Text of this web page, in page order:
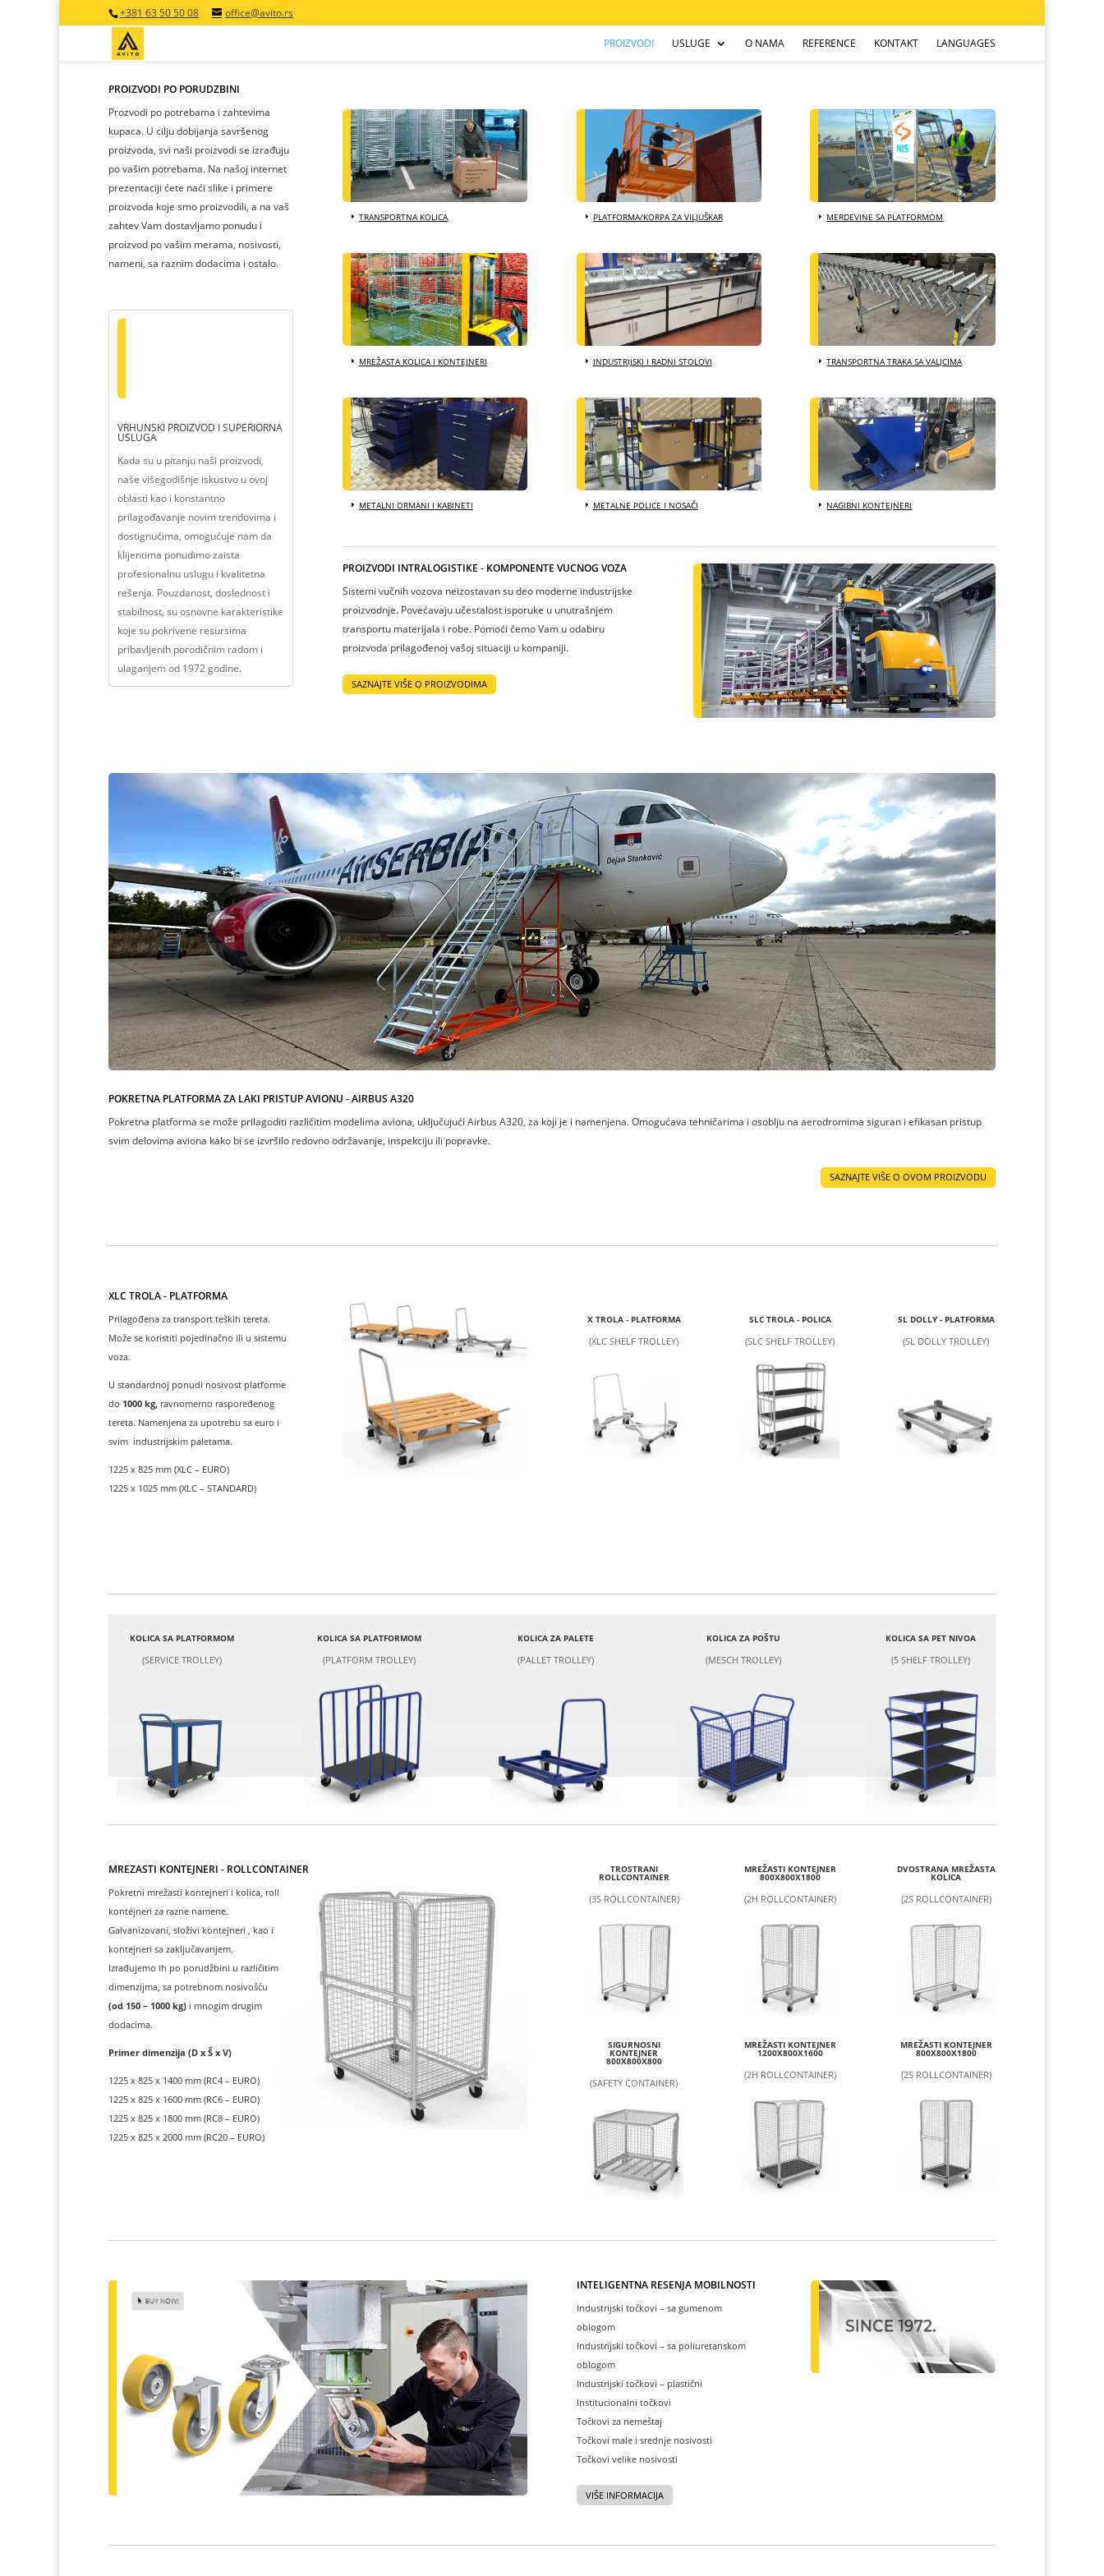
+381 63 50 50 08 office@avito.rs
PROIZVODI USLUGE O NAMA REFERENCE KONTAKT LANGUAGES
PROIZVODI PO PORUDŽBINI
Prozvodi po potrebama i zahtevima
kupaca. U cilju dobijanja savršenog
proizvoda, svi naši proizvodi se izrađuju
po vašim potrebama. Na našoj internet
prezentaciji ćete naći slike i primere
proizvoda koje smo proizvodili, a na vaš
zahtev Vam dostavljamo ponudu i
proizvod po vašim merama, nosivosti,
nameni, sa raznim dodacima i ostalo.
VRHUNSKI PROIZVOD I SUPERIORNA
USLUGA
Kada su u pitanju naši proizvodi,
naše višegodišnje iskustvo u ovoj
oblasti kao i konstantno
prilagođavanje novim trendovima i
dostignućima, omogućuje nam da
klijentima ponudimo zaista
profesionalnu uslugu i kvalitetna
rešenja. Pouzdanost, doslednost i
stabilnost, su osnovne karakteristike
koje su pokrivene resursima
pribavljenih porodičnim radom i
ulaganjem od 1972 godine.
TRANSPORTNA KOLICA
MREŽASTA KOLICA I KONTEJNERI
PLATFORMA/KORPA ZA VILJUŠKAR
INDUSTRIJSKI I RADNI STOLOVI
MERDEVINE SA PLATFORMOM
TRANSPORTNA TRAKA SA VALJCIMA
METALNI ORMANI I KABINETI METALNE POLICE I NOSAČI NAGIBNI KONTEJNERI
PROIZVODI INTRALOGISTIKE - KOMPONENTE VUČNOG VOZA
Sistemi vučnih vozova neizostavan su deo moderne industrijske
proizvodnje. Povećavaju učestalost isporuke u unutrašnjem
transportu materijala i robe. Pomoći ćemo Vam u odabiru
proizvoda prilagođenoj vašoj situaciji u kompaniji.
SAZNAJTE VIŠE O PROIZVODIMA
POKRETNA PLATFORMA ZA LAKI PRISTUP AVIONU - AIRBUS A320
Pokretna platforma se može prilagoditi različitim modelima aviona, uključujući Airbus A320, za koji je i namenjena. Omogućava tehničarima i osoblju na aerodromima siguran i efikasan pristup
svim delovima aviona kako bi se izvršilo redovno održavanje, inspekciju ili popravke.
SAZNAJTE VIŠE O OVOM PROIZVODU
XLC TROLA - PLATFORMA
Prilagođena za transport teških tereta.
Može se koristiti pojedinačno ili u sistemu
voza.
U standardnoj ponudi nosivost platforme
do 1000 kg, ravnomerno raspoređenog
tereta. Namenjena za upotrebu sa euro i
svim industrijskim paletama.
1225 x 825 mm (XLC – EURO)
1225 x 1025 mm (XLC – STANDARD)
X TROLA - PLATFORMA
(XLC SHELF TROLLEY)
SLC TROLA - POLICA
(SLC SHELF TROLLEY)
SL DOLLY - PLATFORMA
(SL DOLLY TROLLEY)
KOLICA SA PLATFORMOM
(SERVICE TROLLEY)
KOLICA SA PLATFORMOM
(PLATFORM TROLLEY)
KOLICA ZA PALETE
(PALLET TROLLEY)
KOLICA ZA POŠTU
(MESCH TROLLEY)
KOLICA SA PET NIVOA
(5 SHELF TROLLEY)
MREŽASTI KONTEJNERI - ROLLCONTAINER
Pokretni mrežasti kontejneri i kolica, roll
kontejneri za razne namene.
Galvanizovani, složivi kontejneri , kao i
kontejneri sa zaključavanjem.
Izrađujemo ih po porudžbini u različitim
dimenzijma, sa potrebnom nosivošću
(od 150 – 1000 kg) i mnogim drugim
dodacima.
Primer dimenzija (D x Š x V)
1225 x 825 x 1400 mm (RC4 – EURO)
1225 x 825 x 1600 mm (RC6 – EURO)
1225 x 825 x 1800 mm (RC8 – EURO)
1225 x 825 x 2000 mm (RC20 – EURO)
TROSTRANI
ROLLCONTAINER
(3S ROLLCONTAINER)
SIGURNOSNI
KONTEJNER
800X800X800
(SAFETY CONTAINER)
MREŽASTI KONTEJNER
800X800X1800
(2H ROLLCONTAINER)
MREŽASTI KONTEJNER
1200X800X1600
(2H ROLLCONTAINER)
DVOSTRANA MREŽASTA
KOLICA
(2S ROLLCONTAINER)
MREŽASTI KONTEJNER
800X800X1800
(2S ROLLCONTAINER)
INTELIGENTNA REŠENJA MOBILNOSTI
Industrijski točkovi – sa gumenom
oblogom
Industrijski točkovi – sa poliuretanskom
oblogom
Industrijski točkovi – plastični
Institucionalni točkovi
Točkovi za nemeštaj
Točkovi male i srednje nosivosti
Točkovi velike nosivosti
VIŠE INFORMACIJA